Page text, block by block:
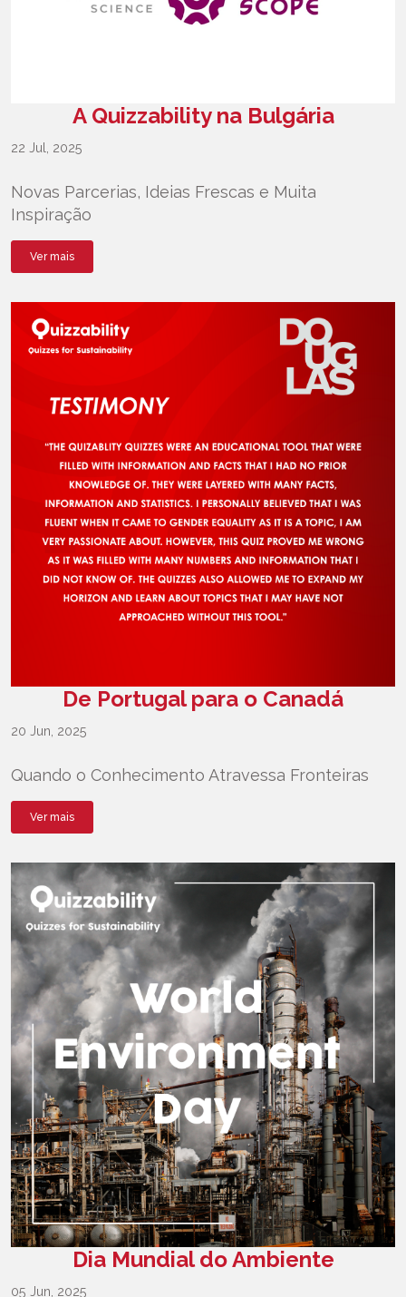
A Quizzability na Bulgária
22 Jul, 2025
Novas Parcerias, Ideias Frescas e Muita
Inspiração
Ver mais
De Portugal para o Canadá
20 Jun, 2025
Quando o Conhecimento Atravessa Fronteiras
Ver mais
Dia Mundial do Ambiente
05 Jun, 2025